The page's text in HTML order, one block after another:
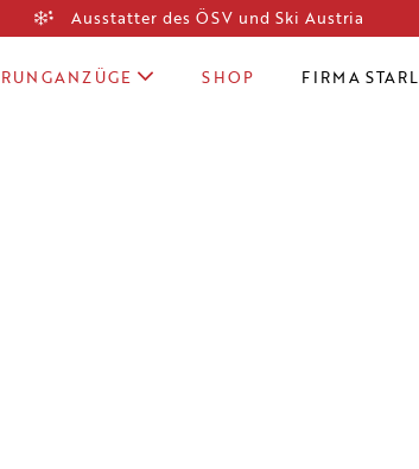
Ausstatter des ÖSV und Ski Austria
SHOP FIRMA STARL